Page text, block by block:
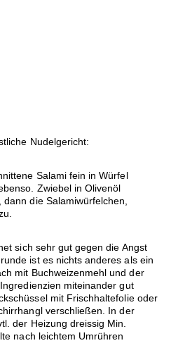
Nudelgericht:
Salami fein in Würfel
Zwiebel in Olivenöl
die Salamiwürfelchen,
sich sehr gut gegen die Angst
ist es nichts anderes als ein
mit Buchweizenmehl und der
miteinander gut
mit Frischhaltefolie oder
verschließen. In der
der Heizung dreissig Min.
nach leichtem Umrühren